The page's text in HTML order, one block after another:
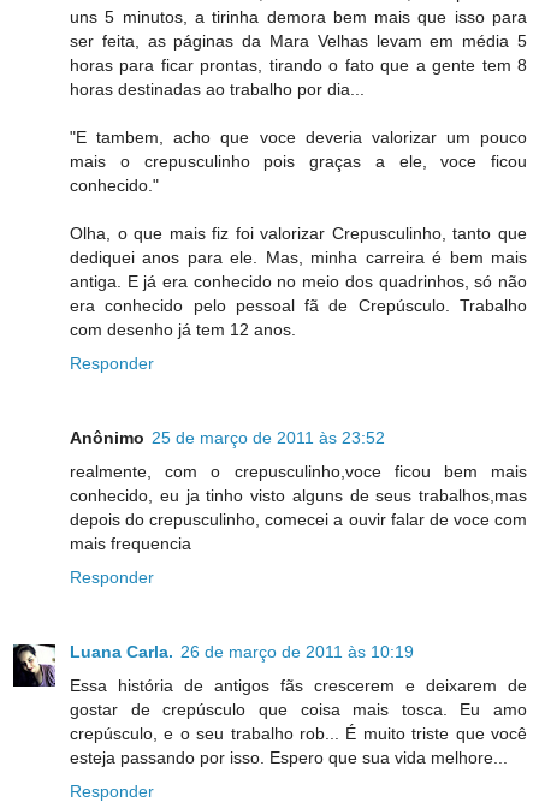
uns 5 minutos, a tirinha demora bem mais que isso para
ser feita, as páginas da Mara Velhas levam em média 5
horas para ficar prontas, tirando o fato que a gente tem 8
horas destinadas ao trabalho por dia...
"E tambem, acho que voce deveria valorizar um pouco
mais o crepusculinho pois graças a ele, voce ficou
conhecido."
Olha, o que mais fiz foi valorizar Crepusculinho, tanto que
dediquei anos para ele. Mas, minha carreira é bem mais
antiga. E já era conhecido no meio dos quadrinhos, só não
era conhecido pelo pessoal fã de Crepúsculo. Trabalho
com desenho já tem 12 anos.
Responder
Anônimo 25 de março de 2011 às 23:52
realmente, com o crepusculinho,voce ficou bem mais
conhecido, eu ja tinho visto alguns de seus trabalhos,mas
depois do crepusculinho, comecei a ouvir falar de voce com
mais frequencia
Responder
Luana Carla. 26 de março de 2011 às 10:19
Essa história de antigos fãs crescerem e deixarem de
gostar de crepúsculo que coisa mais tosca. Eu amo
crepúsculo, e o seu trabalho rob... É muito triste que você
esteja passando por isso. Espero que sua vida melhore...
Responder